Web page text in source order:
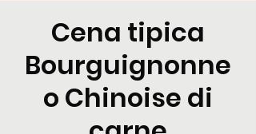
Cena tipica
Bourguignonne
o Chinoise di